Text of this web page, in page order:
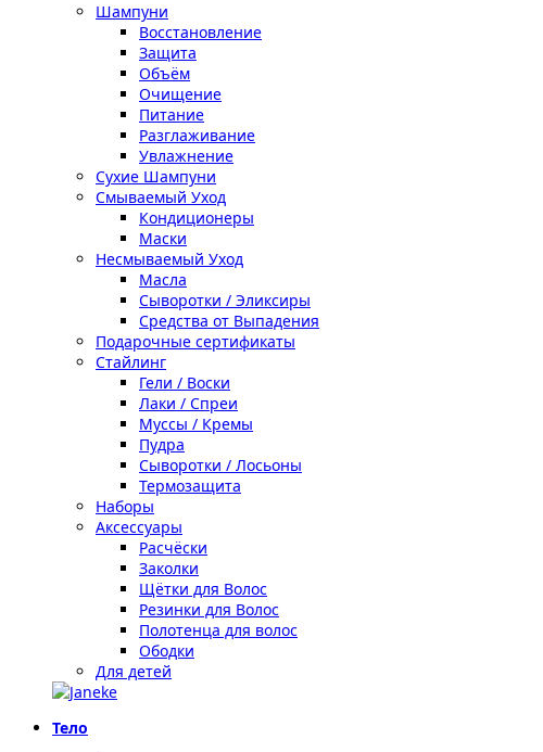
Шампуни
Восстановление
Защита
Объём
Очищение
Питание
Разглаживание
Увлажнение
Сухие Шампуни
Смываемый Уход
Кондиционеры
Маски
Несмываемый Уход
Масла
Сыворотки / Эликсиры
Средства от Выпадения
Подарочные сертификаты
Стайлинг
Гели / Воски
Лаки / Спреи
Муссы / Кремы
Пудра
Сыворотки / Лосьоны
Термозащита
Наборы
Аксессуары
Расчёски
Заколки
Щётки для Волос
Резинки для Волос
Полотенца для волос
Ободки
Для детей
Тело